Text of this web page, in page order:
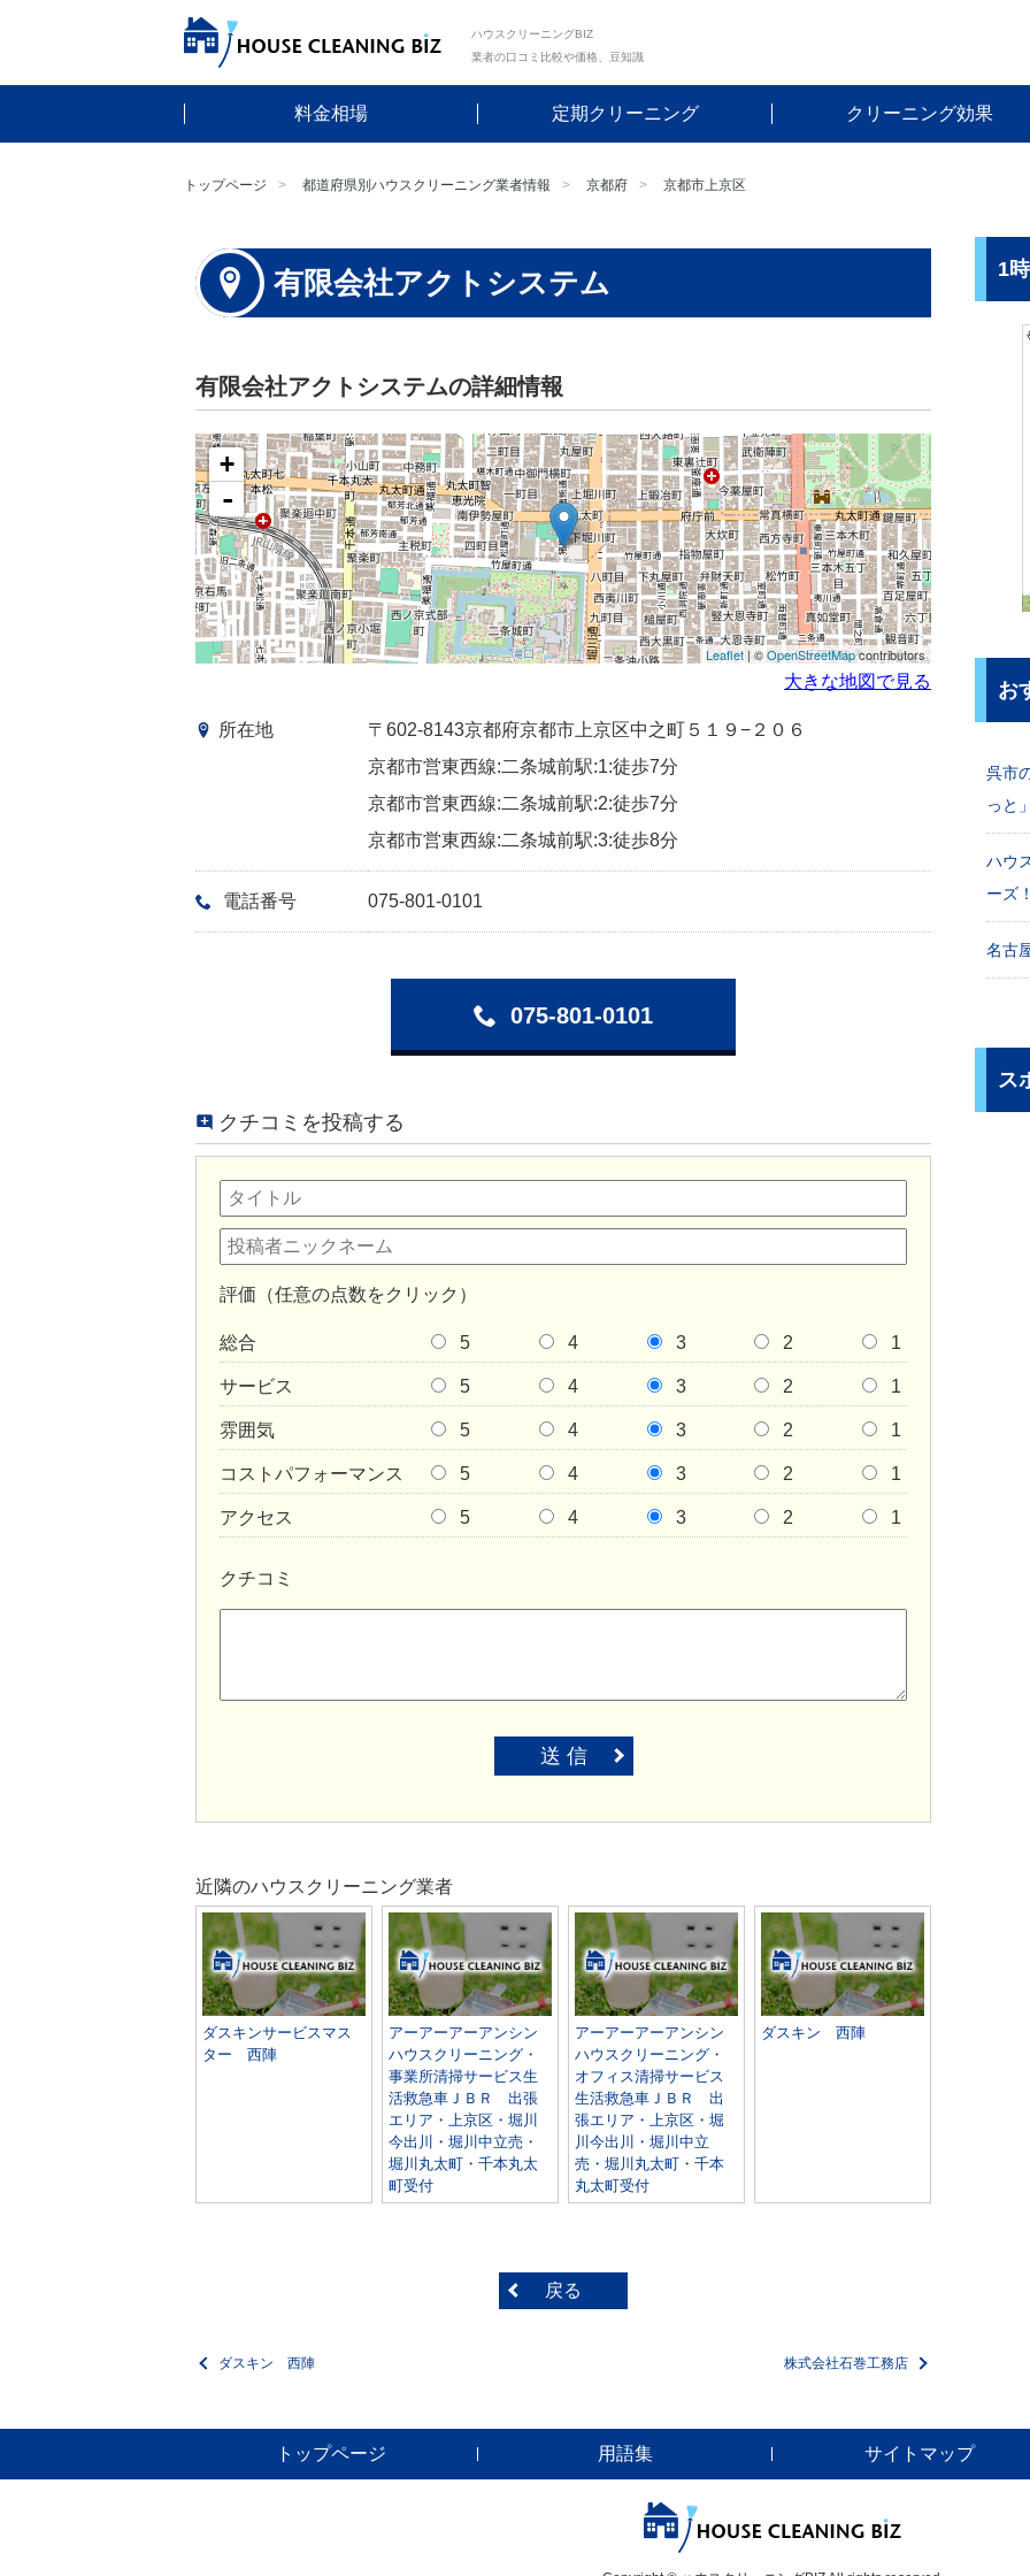
ハウスクリーニングBIZ
業者の口コミ比較や価格、豆知識
料金相場 定期クリーニング クリーニング効果
トップページ 都道府県別ハウスクリーニング業者情報 京都府 京都市上京区
有限会社アクトシステム
有限会社アクトシステムの詳細情報
+
-
Leaflet | ©OpenStreetMapcontributors
大きな地図で見る
所在地
〒602-8143京都府京都市上京区中之町５１９−２０６
京都市営東西線:二条城前駅:1:徒歩7分
京都市営東西線:二条城前駅:2:徒歩7分
京都市営東西線:二条城前駅:3:徒歩8分
電話番号 075-801-0101
075-801-0101
クチコミを投稿する
評価（任意の点数をクリック）
総合 5 4 3 2 1
サービス 5 4 3 2 1
雰囲気 5 4 3 2 1
コストパフォーマンス 5 4 3 2 1
アクセス 5 4 3 2 1
クチコミ
送 信
近隣のハウスクリーニング業者
ダスキンサービスマス
ター 西陣
アーアーアーアンシン
ハウスクリーニング・
事業所清掃サービス生
活救急車ＪＢＲ 出張
エリア・上京区・堀川
今出川・堀川中立売・
堀川丸太町・千本丸太
町受付
アーアーアーアンシン
ハウスクリーニング・
オフィス清掃サービス
生活救急車ＪＢＲ 出
張エリア・上京区・堀
川今出川・堀川中立
売・堀川丸太町・千本
丸太町受付
ダスキン 西陣
戻る
ダスキン 西陣 株式会社石巻工務店
1
お
呉市
っと」
ハウ
ーズ！
名古
ス
トップページ 用語集 サイトマップ